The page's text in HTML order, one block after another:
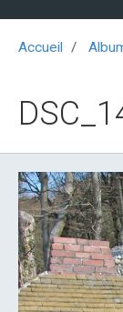
Accueil